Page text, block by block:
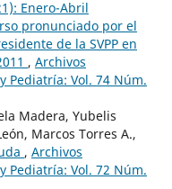
Enero-Abril
pronunciado por el
de la SVPP en
, Archivos
Pediatría: Vol. 74 Núm.
Madera, Yubelis
Marcos Torres A.,
, Archivos
Pediatría: Vol. 72 Núm.